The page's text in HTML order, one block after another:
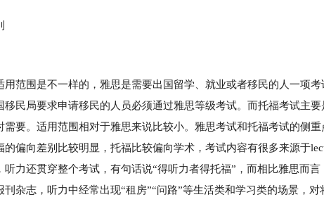
用范围是不一样的，雅思是需要出国留学、就业或者移民的人一项
移民局要求申请移民的人员必须通过雅思等级考试。而托福考试主要
需要。适用范围相对于雅思来说比较小。雅思考试和托福考试的侧重
的偏向差别比较明显，托福比较偏向学术，考试内容有很多来源于
力还贯穿整个考试，有句话说“得听力者得托福”，而相比雅思而言
刊杂志，听力中经常出现“租房”“问路”等生活类和学习类的场景，对